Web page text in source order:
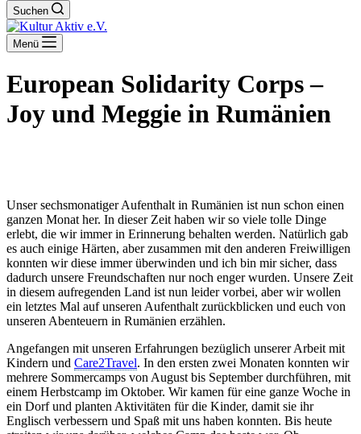
Suchen
Menü
European Solidarity Corps –
Joy und Meggie in Rumänien
Unser sechsmonatiger Aufenthalt in Rumänien ist nun schon einen
ganzen Monat her. In dieser Zeit haben wir so viele tolle Dinge
erlebt, die wir immer in Erinnerung behalten werden. Natürlich gab
es auch einige Härten, aber zusammen mit den anderen Freiwilligen
konnten wir diese immer überwinden und ich bin mir sicher, dass
dadurch unsere Freundschaften nur noch enger wurden. Unsere Zeit
in diesem aufregenden Land ist nun leider vorbei, aber wir wollen
ein letztes Mal auf unseren Aufenthalt zurückblicken und euch von
unseren Abenteuern in Rumänien erzählen.
Angefangen mit unseren Erfahrungen bezüglich unserer Arbeit mit
Kindern und Care2Travel. In den ersten zwei Monaten konnten wir
mehrere Sommercamps von August bis September durchführen, mit
einem Herbstcamp im Oktober. Wir kamen für eine ganze Woche in
ein Dorf und planten Aktivitäten für die Kinder, damit sie ihr
Englisch verbessern und Spaß mit uns haben konnten. Bis heute